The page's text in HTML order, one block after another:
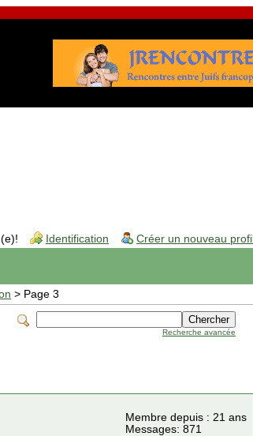
Identification Créer un nouveau profil
> Page 3
Recherche avancée
Membre depuis : 21 ans
Messages: 871